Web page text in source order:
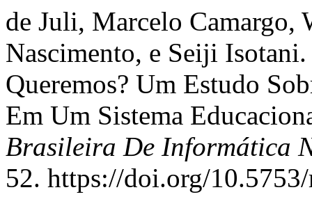
de Juli, Marcelo
Nascimento, e Seiji
Queremos? Um Estudo
Em Um Sistema
Brasileira De Informática
52. https://doi.org/